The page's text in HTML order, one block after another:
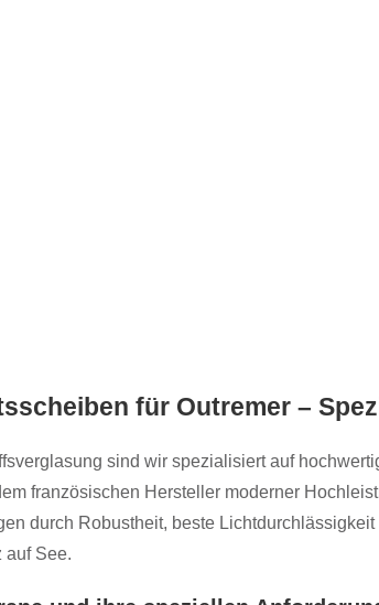
für Outremer –
sind wir spezialisiert auf
französischen Hersteller moderner
durch Robustheit, beste
auf See.